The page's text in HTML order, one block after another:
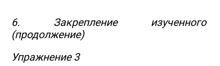
6. Закрепление изученного
(продолжение)
Упражнение 3